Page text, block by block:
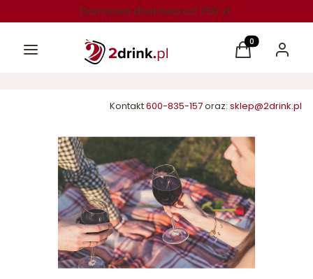
Darmowa dostawa od 250 zł
Menu Produkty w
Koszyk Zaloguj
Kontakt600-835-157oraz: sklep@2drink.pl